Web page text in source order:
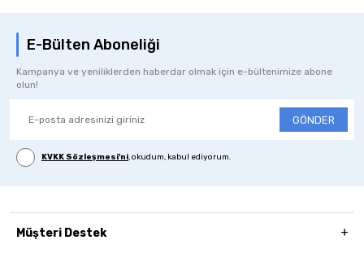
E-Bülten Aboneliği
Kampanya ve yeniliklerden haberdar olmak için e-bültenimize abone
olun!
GÖNDER
KVKK Sözleşmesi'ni, okudum, kabul ediyorum.
Müşteri Destek